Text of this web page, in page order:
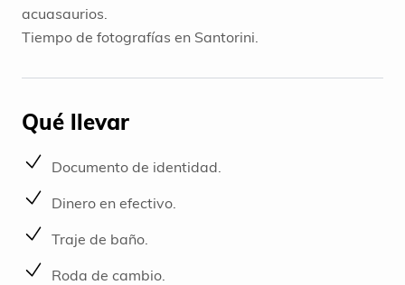
acuasaurios.
Tiempo de fotografías en Santorini.
Qué llevar
Documento de identidad.
Dinero en efectivo.
Traje de baño.
Roda de cambio.